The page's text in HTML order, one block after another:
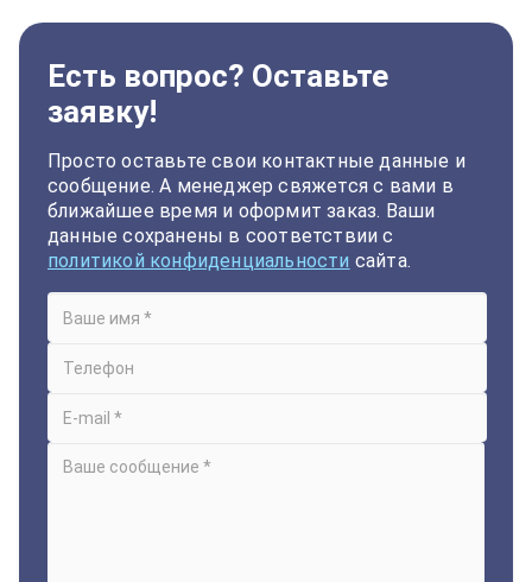
Есть вопрос? Оставьте
заявку!
Просто оставьте свои контактные данные и
сообщение. А менеджер свяжется с вами в
ближайшее время и оформит заказ. Ваши
данные сохранены в соответствии с
политикой конфиденциальности сайта.